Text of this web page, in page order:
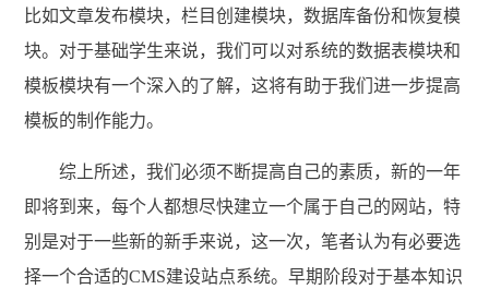
比如文章发布模块，栏目创建模块，数据库备份和恢复模
块。对于基础学生来说，我们可以对系统的数据表模块和
模板模块有一个深入的了解，这将有助于我们进一步提高
模板的制作能力。
综上所述，我们必须不断提高自己的素质，新的一年
即将到来，每个人都想尽快建立一个属于自己的网站，特
别是对于一些新的新手来说，这一次，笔者认为有必要选
择一个合适的CMS建设站点系统。早期阶段对于基本知识